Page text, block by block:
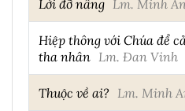
Lời đỡ nâng Lm. Minh
Hiệp thông với Chúa để
tha nhân Lm. Đan Vinh
Thuộc về ai? Lm. Minh